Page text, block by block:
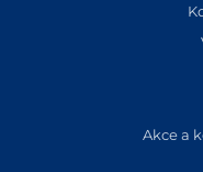
Akce a